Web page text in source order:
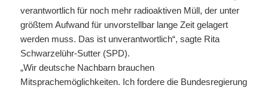
verantwortlich für noch mehr radioaktiven Müll, der unter
größtem Aufwand für unvorstellbar lange Zeit gelagert
werden muss. Das ist unverantwortlich“, sagte Rita
Schwarzelühr-Sutter (SPD).
„Wir deutsche Nachbarn brauchen
Mitsprachemöglichkeiten. Ich fordere die Bundesregierung